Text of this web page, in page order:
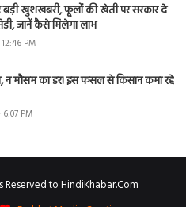
बड़ी खुशखबरी, फूलों की खेती पर सरकार दे
जानें कैसे मिलेगा लाभ
PM
न मौसम का डर! इस फसल से किसान कमा रहे
PM
to HindiKhabar.Com